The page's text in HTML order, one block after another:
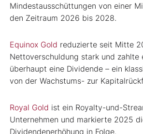
Mindestausschüttungen von einer
den Zeitraum 2026 bis 2028.
Equinox Gold reduzierte seit Mitte
Nettoverschuldung stark und zahlte
überhaupt eine Dividende – ein
von der Wachstums- zur
Royal Gold ist ein Royalty-und-
Unternehmen und markierte 2025
Dividendenerhöhung in Folge.